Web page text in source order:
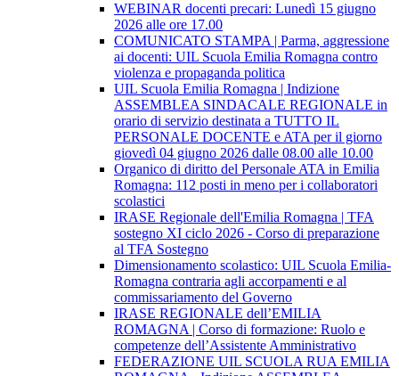
WEBINAR docenti precari: Lunedì 15 giugno
2026 alle ore 17.00
COMUNICATO STAMPA | Parma, aggressione
ai docenti: UIL Scuola Emilia Romagna contro
violenza e propaganda politica
UIL Scuola Emilia Romagna | Indizione
ASSEMBLEA SINDACALE REGIONALE in
orario di servizio destinata a TUTTO IL
PERSONALE DOCENTE e ATA per il giorno
giovedì 04 giugno 2026 dalle 08.00 alle 10.00
Organico di diritto del Personale ATA in Emilia
Romagna: 112 posti in meno per i collaboratori
scolastici
IRASE Regionale dell'Emilia Romagna | TFA
sostegno XI ciclo 2026 - Corso di preparazione
al TFA Sostegno
Dimensionamento scolastico: UIL Scuola Emilia-
Romagna contraria agli accorpamenti e al
commissariamento del Governo
IRASE REGIONALE dell’EMILIA
ROMAGNA | Corso di formazione: Ruolo e
competenze dell’Assistente Amministrativo
FEDERAZIONE UIL SCUOLA RUA EMILIA